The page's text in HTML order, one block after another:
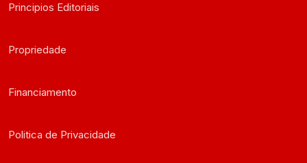
Principios Editoriais
Propriedade
Financiamento
Politica de Privacidade